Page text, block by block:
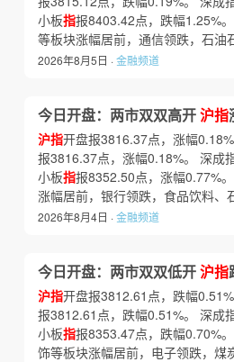
小板指报8403.42点，跌幅1.25%
等板块涨幅居前，通信领跌，石
2026年8月5日 ·金融频道
今日开盘：两市双双高开沪指
沪指开盘报3816.37点，涨幅
报3816.37点，涨幅0.18%。 深成
小板指报8352.50点，涨幅0.77%
涨幅居前，银行领跌，食品饮料
2026年8月4日 ·金融频道
今日开盘：两市双双低开沪指
沪指开盘报3812.61点，跌幅
报3812.61点，跌幅0.51%。 深成
小板指报8353.47点，跌幅0.70%
饰等板块涨幅居前，电子领跌，